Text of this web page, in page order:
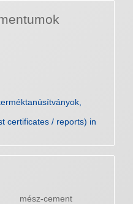
certificates / reports) in
mész-cement